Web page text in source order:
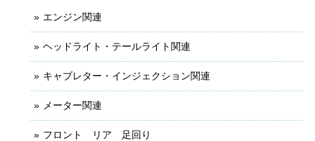
エンジン関連
ヘッドライト・テールライト関連
キャブレター・インジェクション関連
メーター関連
フロント リア 足回り